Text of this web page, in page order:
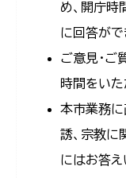
め、開庁時
に回答がで
ご意見・ご
時間をいた
本市業務に
誘、宗教に
にはお答え